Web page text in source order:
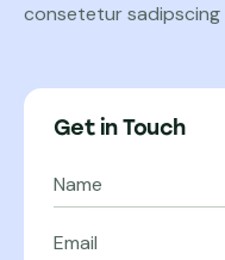
consetetur sadipscing
Get in Touch